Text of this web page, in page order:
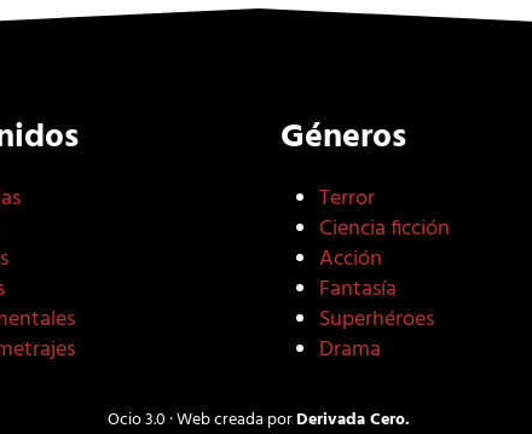
Géneros
Terror
Ciencia ficción
Acción
Fantasía
Superhéroes
Drama
Ocio 3.0 · Web creada porDerivada Cero.